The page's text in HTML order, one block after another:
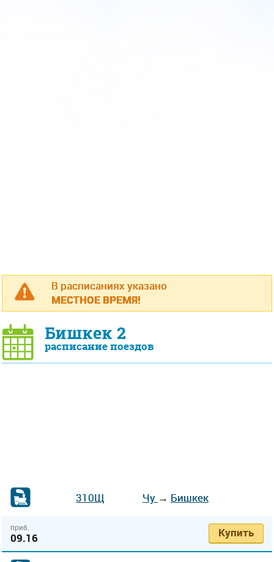
В расписаниях указано
МЕСТНОЕ ВРЕМЯ!
Бишкек 2
расписание поездов
310Щ Чу → Бишкек
приб.
09.16 Купить